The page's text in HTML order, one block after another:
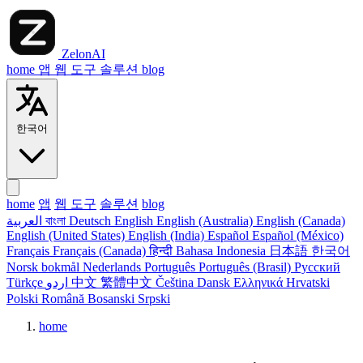
ZelonAI
home 앱 웹 도구 솔루션 blog
한국어
home 앱 웹 도구 솔루션 blog
বাংলা Deutsch English English (Australia) English (Canada)
English (United States) English (India) Español Español (México)
Français Français (Canada)हिन्दी Bahasa Indonesia 日本語 한국어
Norsk bokmål Nederlands Português Português (Brasil) Русский
Türkçe
中文 繁體中文 Čeština Dansk Ελληνικά Hrvatski
Polski Română Bosanski Srpski
home